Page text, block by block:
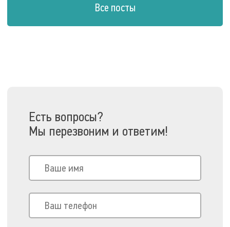
Все посты
Есть вопросы?
Мы перезвоним и ответим!